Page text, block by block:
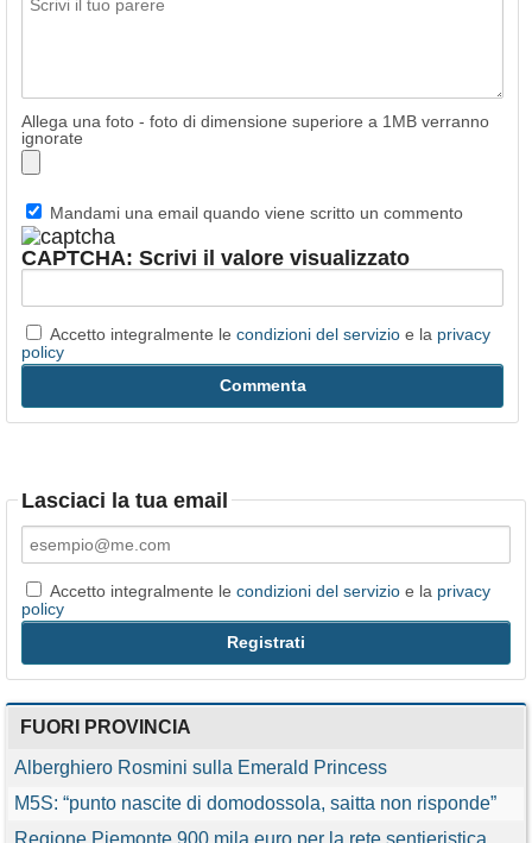
Allega una foto - foto di dimensione superiore a 1MB verranno
ignorate
Mandami una email quando viene scritto un commento
CAPTCHA: Scrivi il valore visualizzato
Accetto integralmente le condizioni del servizio e la privacy
policy
Lasciaci la tua email
Accetto integralmente le condizioni del servizio e la privacy
policy
FUORI PROVINCIA
Alberghiero Rosmini sulla Emerald Princess
M5S: “punto nascite di domodossola, saitta non risponde”